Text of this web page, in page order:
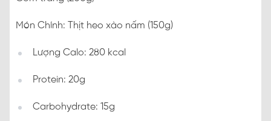
Món Chính: Thịt heo xào nấm (150g)
Lượng Calo: 280 kcal
Protein: 20g
Carbohydrate: 15g